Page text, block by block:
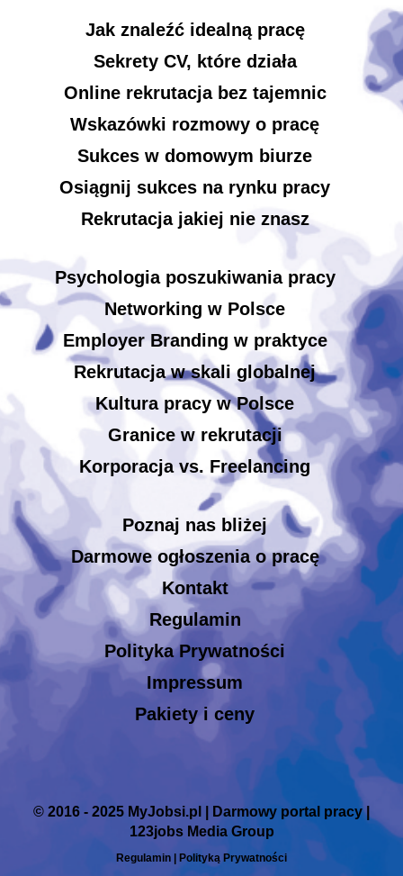
Jak znaleźć idealną pracę
Sekrety CV, które działa
Online rekrutacja bez tajemnic
Wskazówki rozmowy o pracę
Sukces w domowym biurze
Osiągnij sukces na rynku pracy
Rekrutacja jakiej nie znasz
Psychologia poszukiwania pracy
Networking w Polsce
Employer Branding w praktyce
Rekrutacja w skali globalnej
Kultura pracy w Polsce
Granice w rekrutacji
Korporacja vs. Freelancing
Poznaj nas bliżej
Darmowe ogłoszenia o pracę
Kontakt
Regulamin
Polityka Prywatności
Impressum
Pakiety i ceny
© 2016 - 2025 MyJobsi.pl | Darmowy portal pracy |
123jobs Media Group
Regulamin | Polityką Prywatności